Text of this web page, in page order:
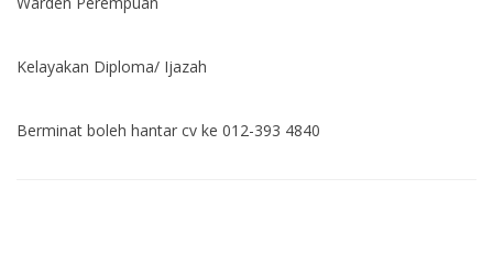
Kelayakan Diploma/ Ijazah
Berminat boleh hantar cv ke 012-393 4840